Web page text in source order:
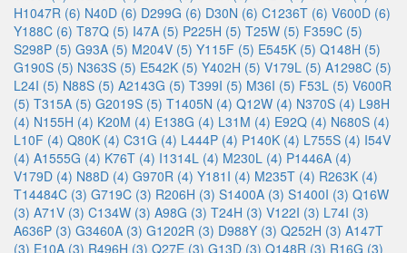
H1047R (6) N40D (6) D299G (6) D30N (6) C1236T (6) V600D (6)
Y188C (6) T87Q (5) I47A (5) P225H (5) T25W (5) F359C (5)
S298P (5) G93A (5) M204V (5) Y115F (5) E545K (5) Q148H (5)
G190S (5) N363S (5) E542K (5) Y402H (5) V179L (5) A1298C (5)
L24I (5) N88S (5) A2143G (5) T399I (5) M36I (5) F53L (5) V600R
(5) T315A (5) G2019S (5) T1405N (4) Q12W (4) N370S (4) L98H
(4) N155H (4) K20M (4) E138G (4) L31M (4) E92Q (4) N680S (4)
L10F (4) Q80K (4) C31G (4) L444P (4) P140K (4) L755S (4) I54V
(4) A1555G (4) K76T (4) I1314L (4) M230L (4) P1446A (4)
V179D (4) N88D (4) G970R (4) Y181I (4) M235T (4) R263K (4)
T14484C (3) G719C (3) R206H (3) S1400A (3) S1400I (3) Q16W
(3) A71V (3) C134W (3) A98G (3) T24H (3) V122I (3) L74I (3)
A636P (3) G3460A (3) G1202R (3) D988Y (3) Q252H (3) A147T
(3) E10A (3) R496H (3) Q27E (3) G13D (3) Q148R (3) R16G (3)